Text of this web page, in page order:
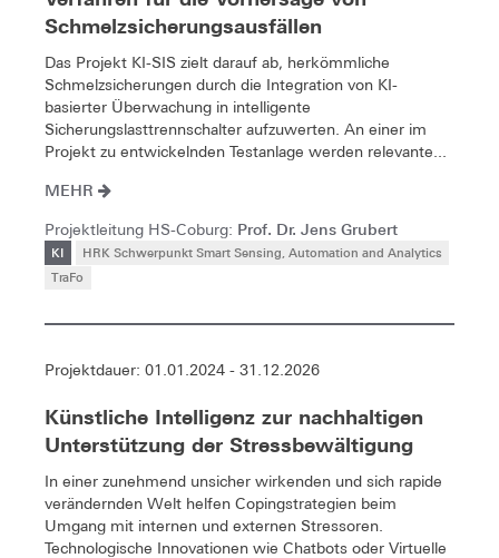
Schmelzsicherungsausfällen
Das Projekt KI-SIS zielt darauf ab, herkömmliche
Schmelzsicherungen durch die Integration von KI-
basierter Überwachung in intelligente
Sicherungslasttrennschalter aufzuwerten. An einer im
Projekt zu entwickelnden Testanlage werden relevante...
MEHR
Projektleitung HS-Coburg: Prof. Dr. Jens Grubert
KI
HRK Schwerpunkt Smart Sensing, Automation and Analytics
TraFo
Projektdauer: 01.01.2024 - 31.12.2026
Künstliche Intelligenz zur nachhaltigen
Unterstützung der Stressbewältigung
In einer zunehmend unsicher wirkenden und sich rapide
verändernden Welt helfen Copingstrategien beim
Umgang mit internen und externen Stressoren.
Technologische Innovationen wie Chatbots oder Virtuelle